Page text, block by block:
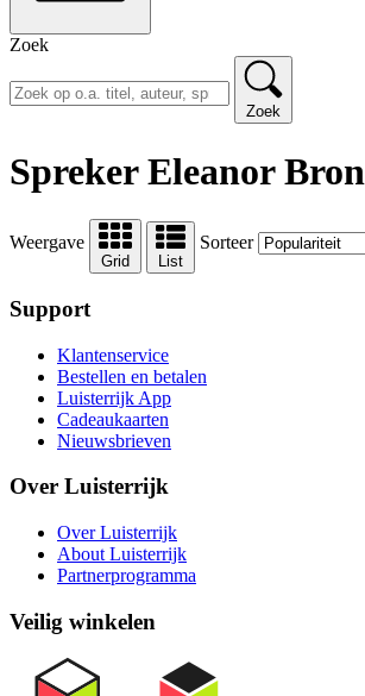
Zoek
Zoek
Spreker Eleanor Bron
Weergave
Grid List
Sorteer
Support
Klantenservice
Bestellen en betalen
Luisterrijk App
Cadeaukaarten
Nieuwsbrieven
Over Luisterrijk
Over Luisterrijk
About Luisterrijk
Partnerprogramma
Veilig winkelen